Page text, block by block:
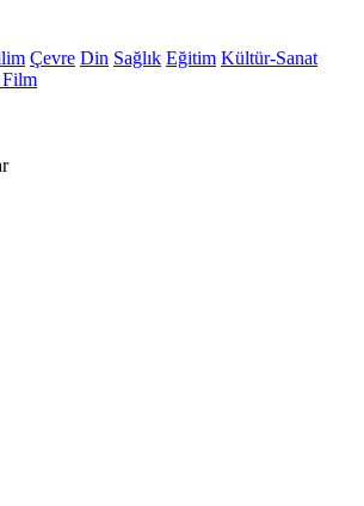
Çevre Din Sağlık Eğitim Kültür-Sanat